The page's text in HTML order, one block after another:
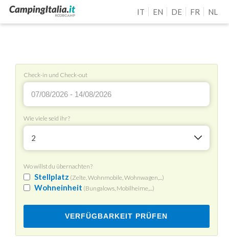
IT EN DE FR NL
Check-in und Check-out
Wie viele seid ihr?
2
Wo willst du übernachten?
Stellplatz (Zelte, Wohnmobile, Wohnwagen,...)
Wohneinheit (Bungalows, Mobilheime,...)
VERFÜGBARKEIT PRÜFEN